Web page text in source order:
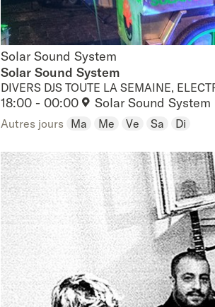
Solar Sound System
Solar Sound System
Solar Sound System
DIVERS DJS TOUTE LA SEMAINE,
18:00 - 00:00 Solar Sound System
Autres jours Ma Me Ve Sa Di